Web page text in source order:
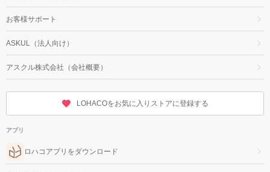
お客様サポート
ASKUL（法人向け）
アスクル株式会社（会社概要）
LOHACOをお気に入りストアに登録する
アプリ
ロハコアプリをダウンロード